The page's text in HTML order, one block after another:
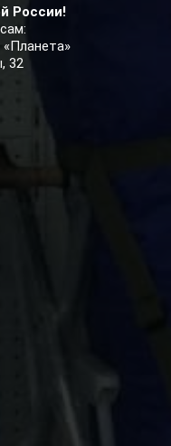
России!
32